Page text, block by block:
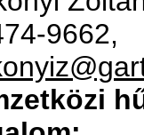
9662,